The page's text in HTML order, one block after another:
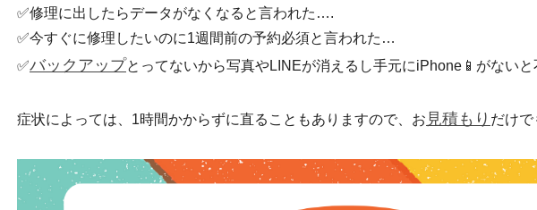
✅修理に出したらデータがなくなると言われた….
✅今すぐに修理したいのに1週間前の予約必須と言われた…
✅バックアップとってないから写真やLINEが消えるし手元にiPhone📱がない
症状によっては、1時間かからずに直ることもありますので、お 見積もり だけ